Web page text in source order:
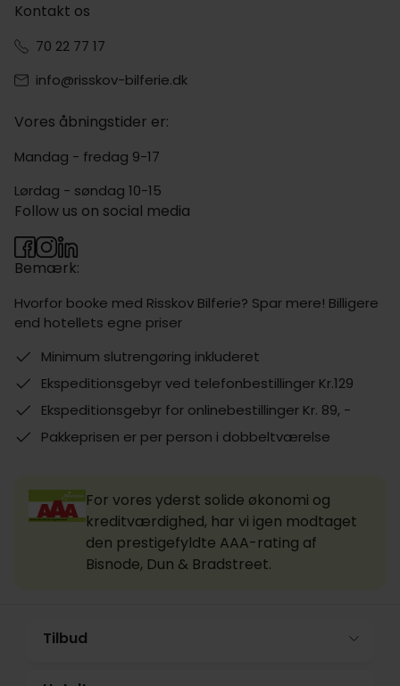
Kontakt os
70 22 77 17
info@risskov-bilferie.dk
Vores åbningstider er:
Mandag - fredag 9-17
Lørdag - søndag 10-15
Bemærk:
Hvorfor booke med Risskov Bilferie? Spar mere! Billigere
end hotellets egne priser
Minimum slutrengøring inkluderet
Ekspeditionsgebyr ved telefonbestillinger Kr.129
Ekspeditionsgebyr for onlinebestillinger Kr. 89, -
Pakkeprisen er per person i dobbeltværelse
Follow us on social media
For vores yderst solide økonomi og
kreditværdighed, har vi igen modtaget
den prestigefyldte AAA-rating af
Bisnode, Dun & Bradstreet.
Tilbud